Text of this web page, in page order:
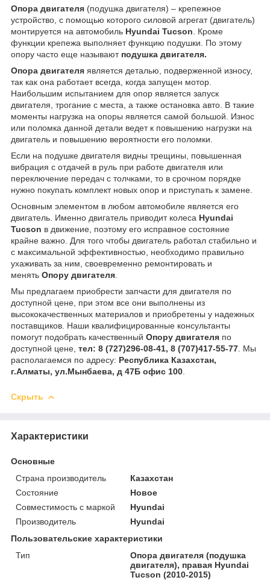
Опора двигателя (подушка двигателя) – крепежное
устройство, с помощью которого силовой агрегат (двигатель)
монтируется на автомобиль Hyundai Tucson . Кроме
функции крепежа выполняет функцию подушки. По этому
опору часто еще называют подушка двигателя.
Опора двигателя является деталью, подверженной износу,
так как она работает всегда, когда запущен мотор.
Наибольшим испытанием для опор является запуск
двигателя, трогание с места, а также остановка авто. В такие
моменты нагрузка на опоры является самой большой. Износ
или поломка данной детали ведет к повышению нагрузки на
двигатель и повышению вероятности его поломки.
Если на подушке двигателя видны трещины, повышенная
вибрация с отдачей в руль при работе двигателя или
переключение передач с толчками, то в срочном порядке
нужно покупать комплект новых опор и приступать к замене.
Основным элементом в любом автомобиле является его
двигатель. Именно двигатель приводит колеса Hyundai
Tucson в движение, поэтому его исправное состояние
крайне важно. Для того чтобы двигатель работал стабильно и
с максимальной эффективностью, необходимо правильно
ухаживать за ним, своевременно ремонтировать и
менять Опору двигателя
Мы предлагаем приобрести запчасти для двигателя по
доступной цене, при этом все они выполнены из
высококачественных материалов и приобретены у надежных
поставщиков. Наши квалифицированные консультанты
помогут подобрать качественный Опору двигателя по
доступной цене, тел: 8 (727)296-08-41, 8 (707)417-55-77 . Мы
располагаемся по адресу: Республика Казахстан,
г.Алматы, ул.Мынбаева, д 47Б офис 100
Скрыть
Характеристики
Основные
Страна производитель
Казахстан
Состояние
Новое
Совместимость с маркой
Hyundai
Производитель
Hyundai
Пользовательские характеристики
Тип
Опора двигателя (подушка
двигателя), правая Hyundai
Tucson (2010-2015)